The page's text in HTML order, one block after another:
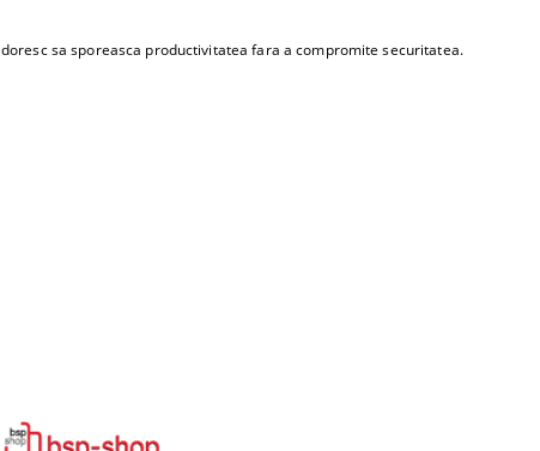
doresc sa sporeasca productivitatea fara a compromite securitatea.